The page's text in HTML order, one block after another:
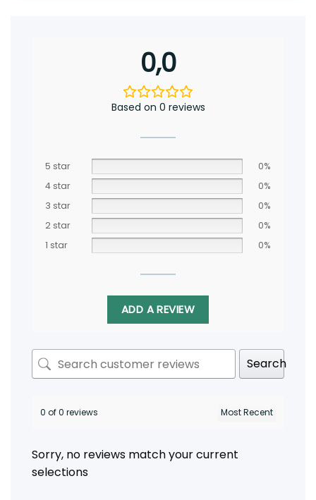
0,0
Based on 0 reviews
5 star
0%
4 star
0%
3 star
0%
2 star
0%
1 star
0%
ADD A REVIEW
Search
0 of 0 reviews
Sorry, no reviews match your current
selections